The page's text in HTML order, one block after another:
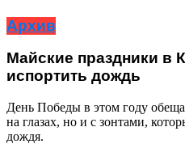
Архив
Майские праздники в
испортить дождь
День Победы в этом году
на глазах, но и с зонтами,
дождя.